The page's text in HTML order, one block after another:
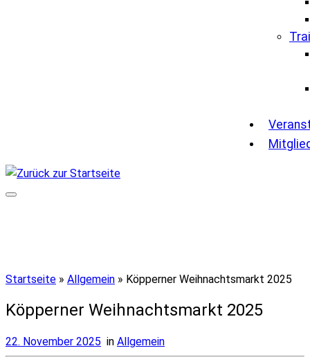
Startseite » Allgemein » Köpperner Weihnachtsmarkt 2025
Köpperner Weihnachtsmarkt 2025
22. November 2025 in Allgemein